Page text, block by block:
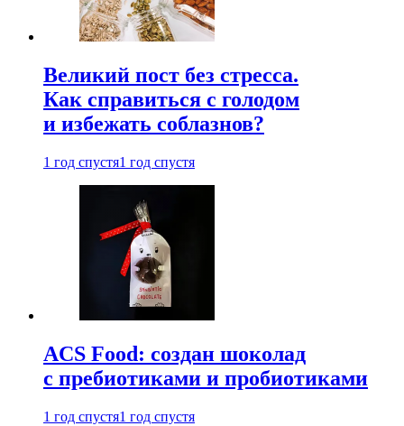
Великий пост без стресса.
Как справиться с голодом
и избежать соблазнов?
1 год спустя1 год спустя
ACS Food: создан шоколад
с пребиотиками и пробиотиками
1 год спустя1 год спустя